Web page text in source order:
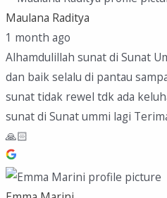
Maulana Raditya
1 month ago
Alhamdulillah sunat di Sunat
dan baik selalu di pantau
sunat tidak rewel tdk ada
sunat di Sunat ummi lagi
🙏🏻